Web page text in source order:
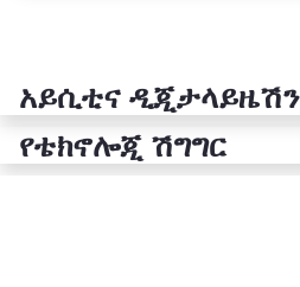
አይሲቲና ዲጂታላይዜሽን
የቴክኖሎጂ ሽግግር